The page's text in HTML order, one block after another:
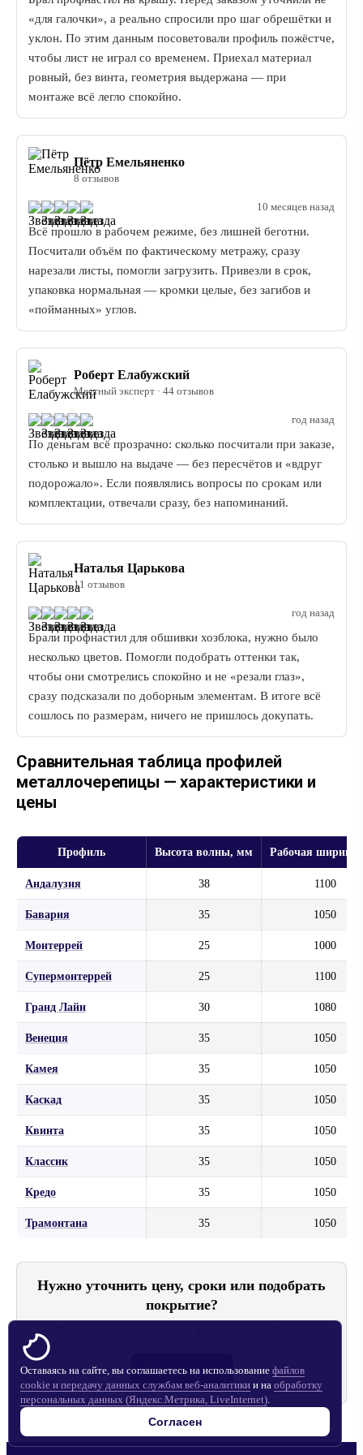
«для галочки», а реально спросили про шаг обрешётки и
уклон. По этим данным посоветовали профиль пожёстче,
чтобы лист не играл со временем. Приехал материал
ровный, без винта, геометрия выдержана — при
монтаже всё легло спокойно.
Пётр Емельяненко
8 отзывов
10 месяцев назад
Всё прошло в рабочем режиме, без лишней беготни.
Посчитали объём по фактическому метражу, сразу
нарезали листы, помогли загрузить. Привезли в срок,
упаковка нормальная — кромки целые, без загибов и
«пойманных» углов.
Роберт Елабужский
Местный эксперт · 44 отзывов
год назад
По деньгам всё прозрачно: сколько посчитали при заказе,
столько и вышло на выдаче — без пересчётов и «вдруг
подорожало». Если появлялись вопросы по срокам или
комплектации, отвечали сразу, без напоминаний.
Наталья Царькова
11 отзывов
год назад
Брали профнастил для обшивки хозблока, нужно было
несколько цветов. Помогли подобрать оттенки так,
чтобы они смотрелись спокойно и не «резали глаз»,
сразу подсказали по доборным элементам. В итоге всё
сошлось по размерам, ничего не пришлось докупать.
Сравнительная таблица профилей
металлочерепицы — характеристики и
цены
Профиль Высота волны, мм Рабочая
Андалузия 38 1100
Бавария 35 1050
Монтеррей 25 1000
Супермонтеррей 25 1100
Гранд Лайн 30 1080
Венеция 35 1050
Камея 35 1050
Каскад 35 1050
Квинта 35 1050
Классик 35 1050
Кредо 35 1050
Трамонтана 35 1050
Нужно уточнить цену, сроки или подобрать
покрытие?
Узнать цену
Оставаясь на сайте, вы соглашаетесь на использование файлов
cookie и передачу данных службам веб-аналитики и на обработку
персональных данных (Яндекс.Метрика, LiveInternet).
Согласен